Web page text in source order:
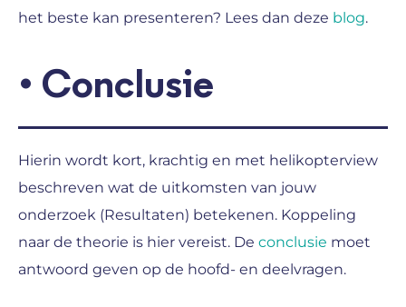
het beste kan presenteren? Lees dan deze blog.
• Conclusie
Hierin wordt kort, krachtig en met helikopterview
beschreven wat de uitkomsten van jouw
onderzoek (Resultaten) betekenen. Koppeling
naar de theorie is hier vereist. De conclusie moet
antwoord geven op de hoofd- en deelvragen.